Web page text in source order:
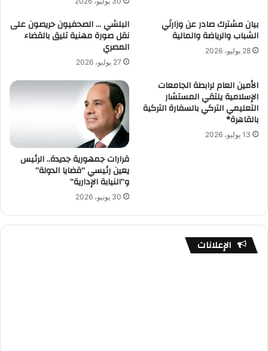
بيان مشترك صادر عن وزارتَي
الشباب والرياضة والمالية
28 يوليو، 2026
البلشي … الصحفيون حريصون على
نقل صورة مهنية تليق بالقضاء
المصري
27 يوليو، 2026
الأمين العام لرابطة الجامعات
الإسلامية يلتقي المستشار
التعليمي التركي بالسفارة التركية
بالقاهرة*
13 يوليو، 2026
قرارات جمهورية جديدة.. الرئيس
يعين رئيسي “قضايا الدولة”
و”النيابة الإدارية”
30 يونيو، 2026
الإعلانات